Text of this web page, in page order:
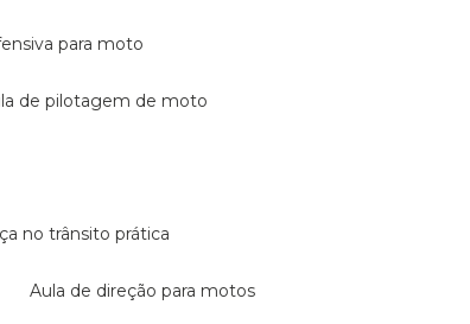
para moto
de pilotagem de moto
no trânsito prática
aula de direção para motos